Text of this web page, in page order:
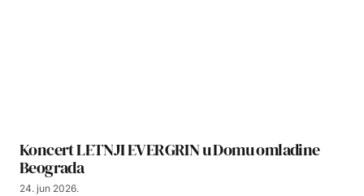
Koncert LETNJI EVERGRIN u Domu omladine
Beograda
24. jun 2026.